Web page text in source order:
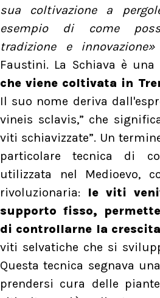
sua coltivazione a
esempio di come
tradizione e innovazione»
Faustini. La Schiava è una
che viene coltivata in
Il suo nome deriva
vineis sclavis,” che
viti schiavizzate”. Un
particolare tecnica di
utilizzata nel Medioevo,
rivoluzionaria: le viti
supporto fisso,
di controllarne la crescita
viti selvatiche che si
Questa tecnica segnava
prendersi cura delle